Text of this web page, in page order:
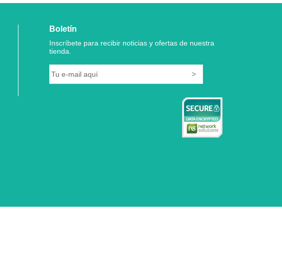
Boletín
Inscríbete para recibir noticias y ofertas de nuestra
tienda.